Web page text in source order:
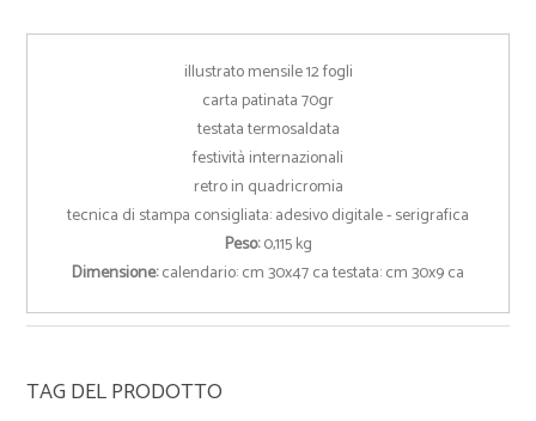
illustrato mensile 12 fogli
carta patinata 70gr
testata termosaldata
festività internazionali
retro in quadricromia
tecnica di stampa consigliata: adesivo digitale - serigrafica
Peso:0,115 kg
Dimensione:calendario: cm 30x47 ca testata: cm 30x9 ca
TAG DEL PRODOTTO